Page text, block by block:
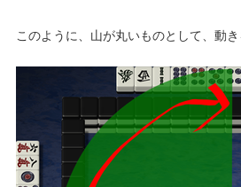
このように、山が丸いものとして、動